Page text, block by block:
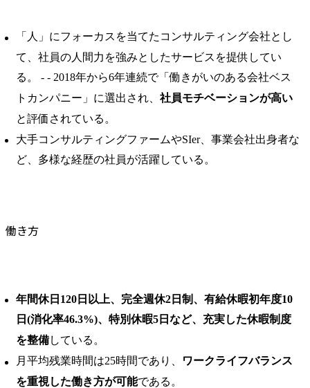
「人」にフォーカスを当てたコンサルティング会社とし
て、社員の人間力を強みとしたサービスを提供してい
る。 ​- - 2018年から6年連続で「働きがいのある会社ベス
トカンパニー」に選出され、 社員モチベーションが高い
と評価されている。 ​
大手コンサルティングファームやSIer、事業会社出身者な
ど、多様な経歴の社員が活躍している。
働き方
年間休日120日以上、完全週休2日制、有給休暇初年度10
日(消化率46.3%)、特別休暇5日など、充実した休暇制度
を整備している。 ​
月平均残業時間は25時間であり、
ワークライフバランス
を重視した働き方が可能である。 ​